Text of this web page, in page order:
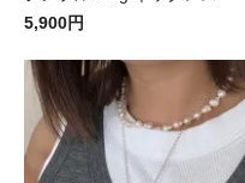
5,900円